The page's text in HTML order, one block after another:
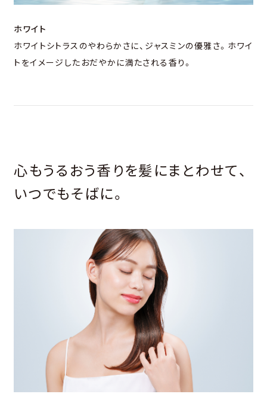
ホワイト
ホワイトシトラスのやわらかさに、ジャスミンの優雅さ。ホワイ
トをイメージしたおだやかに満たされる香り。
心もうるおう香りを髪にまとわせて、
いつでもそばに。